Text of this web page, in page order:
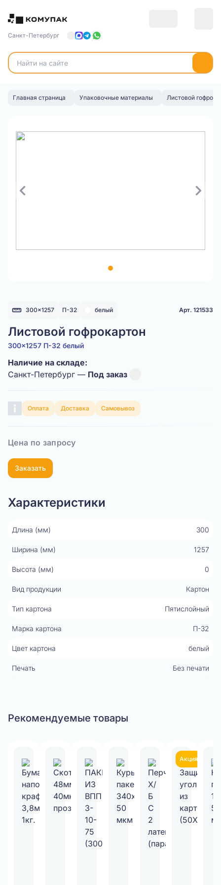
Санкт-Петербург
Главная страница Упаковочные материалы Листовой
300x1257 П-32 белый Арт. 121533
Листовой гофрокартон
300x1257 П-32 белый
Наличие на складе:
Санкт-Петербург — Под заказ
Оплата Доставка Самовывоз
Цена по запросу
Заказать
Характеристики
Длина (мм) 300
Ширина (мм) 1257
Высота (мм) 0
Вид продукции Картон
Тип картона Пятислойный
Марка картона П-32
Цвет картона белый
Печать Без печати
Рекомендуемые товары
Акция